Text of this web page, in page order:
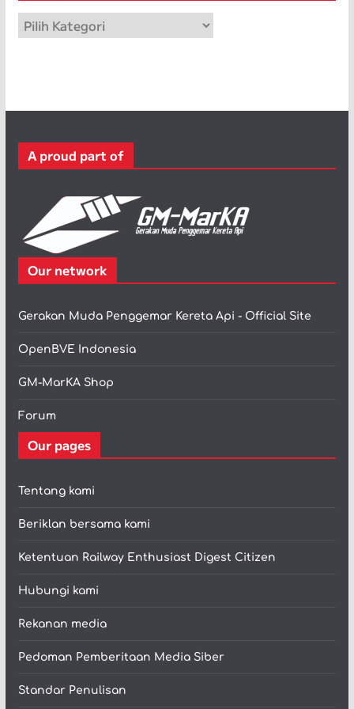
p
a
r
A proud part of
Our network
Gerakan Muda Penggemar Kereta Api - Official Site
OpenBVE Indonesia
GM-MarKA Shop
Forum
Our pages
Tentang kami
Beriklan bersama kami
Ketentuan Railway Enthusiast Digest Citizen
Hubungi kami
Rekanan media
Pedoman Pemberitaan Media Siber
Standar Penulisan